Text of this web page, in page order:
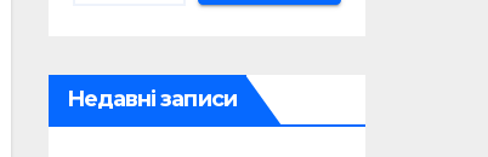
Недавні записи